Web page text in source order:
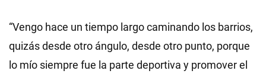
“Vengo hace un tiempo largo caminando los barrios,
quizás desde otro ángulo, desde otro punto, porque
lo mío siempre fue la parte deportiva y promover el